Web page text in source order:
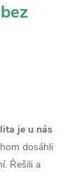
je u nás
dosáhli
Řešili a